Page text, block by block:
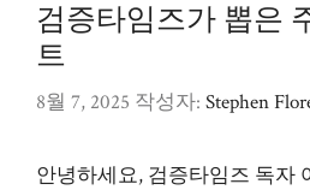
검증타임즈가 뽑은
트
8월 7, 2025 작성자: Stephen
안녕하세요, 검증타임즈 독자